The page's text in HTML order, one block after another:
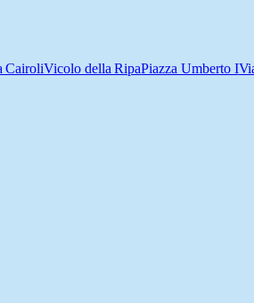
CairoliVicolo della RipaPiazza Umberto I